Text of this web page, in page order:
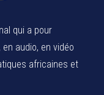
qui a pour
audio, en vidéo
africaines et